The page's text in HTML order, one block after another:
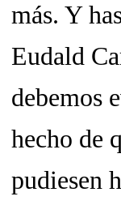
más. Y
Eudald
debemos
hecho de
pudiesen